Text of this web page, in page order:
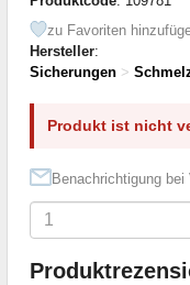
zu Favoriten
Hersteller:
Sicherungen >
Produkt ist nicht
Benachrichtigung bei